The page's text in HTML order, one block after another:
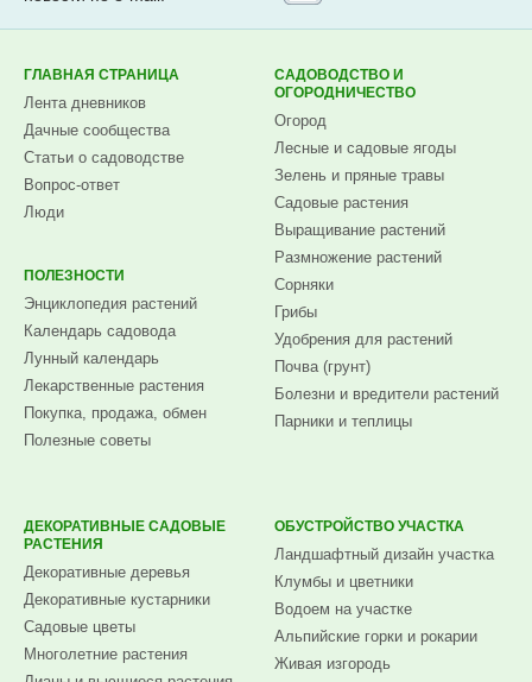
ГЛАВНАЯ СТРАНИЦА
Лента дневников
Дачные сообщества
Статьи о садоводстве
Вопрос-ответ
Люди
ПОЛЕЗНОСТИ
Энциклопедия растений
Календарь садовода
Лунный календарь
Лекарственные растения
Покупка, продажа, обмен
Полезные советы
САДОВОДСТВО И
ОГОРОДНИЧЕСТВО
Огород
Лесные и садовые ягоды
Зелень и пряные травы
Садовые растения
Выращивание растений
Размножение растений
Сорняки
Грибы
Удобрения для растений
Почва (грунт)
Болезни и вредители растений
Парники и теплицы
ДЕКОРАТИВНЫЕ САДОВЫЕ
РАСТЕНИЯ
Декоративные деревья
Декоративные кустарники
Садовые цветы
Многолетние растения
ОБУСТРОЙСТВО УЧАСТКА
Ландшафтный дизайн участка
Клумбы и цветники
Водоем на участке
Альпийские горки и рокарии
Живая изгородь